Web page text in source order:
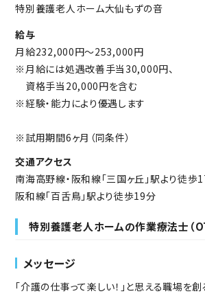
特別養護老人ホーム大仙もずの音
給与
月給232,000円～253,000円
※月給には処遇改善手当30,000円、
資格手当20,000円を含む
※経験・能力により優遇します
※試用期間6ヶ月（同条件）
交通アクセス
南海高野線・阪和線「三国ヶ丘」駅より徒歩
阪和線「百舌鳥」駅より徒歩19分
特別養護老人ホームの作業療法士（
メッセージ
「介護の仕事って楽しい！」と思える職場を創